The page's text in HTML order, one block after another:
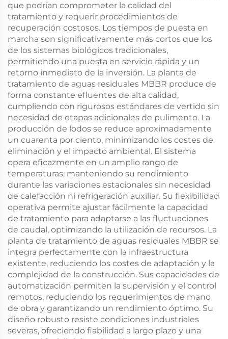
que podrían comprometer la calidad del
tratamiento y requerir procedimientos de
recuperación costosos. Los tiempos de puesta en
marcha son significativamente más cortos que los
de los sistemas biológicos tradicionales,
permitiendo una puesta en servicio rápida y un
retorno inmediato de la inversión. La planta de
tratamiento de aguas residuales MBBR produce de
forma constante efluentes de alta calidad,
cumpliendo con rigurosos estándares de vertido sin
necesidad de etapas adicionales de pulimento. La
producción de lodos se reduce aproximadamente
un cuarenta por ciento, minimizando los costes de
eliminación y el impacto ambiental. El sistema
opera eficazmente en un amplio rango de
temperaturas, manteniendo su rendimiento
durante las variaciones estacionales sin necesidad
de calefacción ni refrigeración auxiliar. Su flexibilidad
operativa permite ajustar fácilmente la capacidad
de tratamiento para adaptarse a las fluctuaciones
de caudal, optimizando la utilización de recursos. La
planta de tratamiento de aguas residuales MBBR se
integra perfectamente con la infraestructura
existente, reduciendo los costes de adaptación y la
complejidad de la construcción. Sus capacidades de
automatización permiten la supervisión y el control
remotos, reduciendo los requerimientos de mano
de obra y garantizando un rendimiento óptimo. Su
diseño robusto resiste condiciones industriales
severas, ofreciendo fiabilidad a largo plazo y una